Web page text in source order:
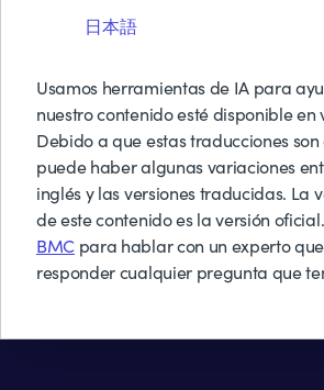
日本語
Usamos herramientas de IA para
nuestro contenido esté disponible en
Debido a que estas traducciones
puede haber algunas variaciones
inglés y las versiones traducidas. La
de este contenido es la versión oficial.
BMC para hablar con un experto
responder cualquier pregunta que
datos en tus plataformas
en IA.
Mira nuestro seminario web con
Bank